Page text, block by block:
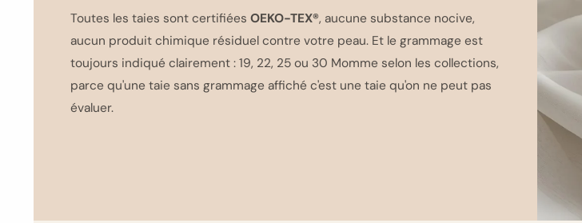
Toutes les taies sont certifiées OEKO-TEX®, aucune substance nocive,
aucun produit chimique résiduel contre votre peau. Et le grammage est
toujours indiqué clairement : 19, 22, 25 ou 30 Momme selon les collections,
parce qu'une taie sans grammage affiché c'est une taie qu'on ne peut pas
évaluer.